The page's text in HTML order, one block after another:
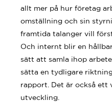
allt mer på hur företag
omställning och sin
framtida talanger vill
Och internt blir en
sätt att samla ihop
sätta en tydligare
rapport. Det är också
utveckling.